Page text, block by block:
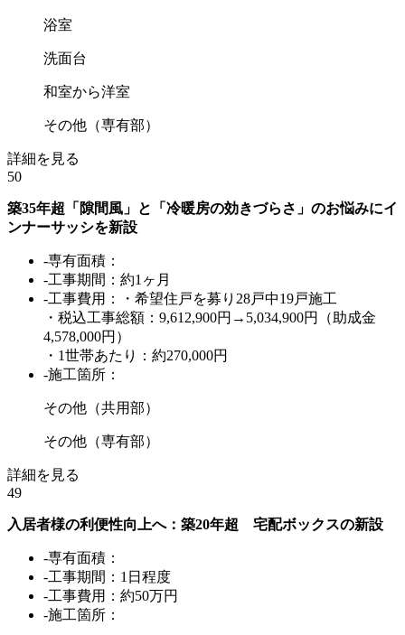
浴室
洗面台
和室から洋室
その他（専有部）
詳細を見る
50
築35年超「隙間風」と「冷暖房の効きづらさ」のお悩みにイ
ンナーサッシを新設
-専有面積：
-工事期間：約1ヶ月
-工事費用：・希望住戸を募り28戸中19戸施工
・税込工事総額：9,612,900円→5,034,900円（助成金
4,578,000円）
・1世帯あたり：約270,000円
-施工箇所：
その他（共用部）
その他（専有部）
詳細を見る
49
入居者様の利便性向上へ：築20年超 宅配ボックスの新設
-専有面積：
-工事期間：1日程度
-工事費用：約50万円
-施工箇所：